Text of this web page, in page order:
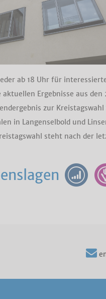
ab 18 Uhr für
aktuellen Ergebnisse aus
zur
in Langenselbold und
steht nach der